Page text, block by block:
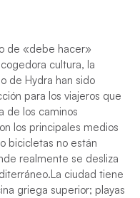
de «debe hacer»
cultura, la
de Hydra han sido
para los viajeros que
de los caminos
los principales medios
bicicletas no están
realmente se desliza
ciudad tiene
griega superior; playas